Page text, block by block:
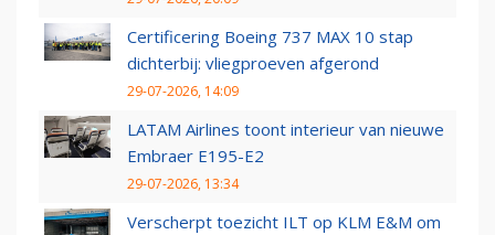
Certificering Boeing 737 MAX 10 stap
dichterbij: vliegproeven afgerond
29-07-2026, 14:09
LATAM Airlines toont interieur van nieuwe
Embraer E195-E2
29-07-2026, 13:34
Verscherpt toezicht ILT op KLM E&M om